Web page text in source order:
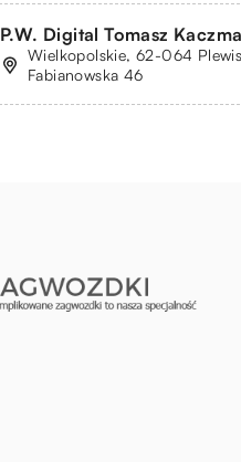
P.W. Digital Tomasz
Wielkopolskie, 62-064
Fabianowska 46